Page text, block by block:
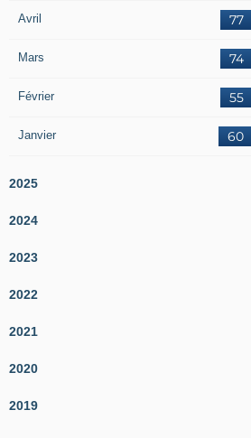
Avril 77
Mars 74
Février 55
Janvier 60
2025
2024
2023
2022
2021
2020
2019